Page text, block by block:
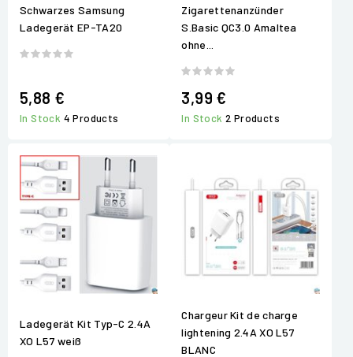
Schwarzes Samsung
Ladegerät EP-TA20
5,88 €
In Stock 4 Products
Zigarettenanzünder
S.Basic QC3.0 Amaltea
ohne...
3,99 €
In Stock2 Products
Ladegerät Kit Typ-C 2.4A
XO L57 weiß
Chargeur Kit de charge
lightening 2.4A XO L57
BLANC